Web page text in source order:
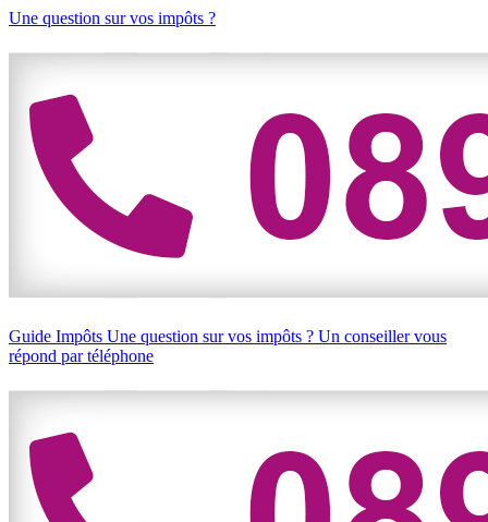
Une question sur vos impôts ?
Guide Impôts Une question sur vos impôts ? Un conseiller vous
répond par téléphone